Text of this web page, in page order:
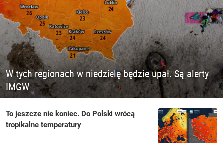
W tych regionach w niedzielę będzie upał. Są alerty
IMGW
To jeszcze nie koniec. Do Polski wrócą
tropikalne temperatury